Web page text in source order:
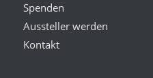
Spenden
Aussteller werden
Kontakt